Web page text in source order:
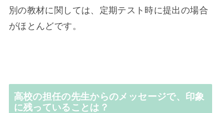
別の教材に関しては、定期テスト時に提出の場合
がほとんどです。
高校の担任の先生からのメッセージで、印象
に残っていることは？